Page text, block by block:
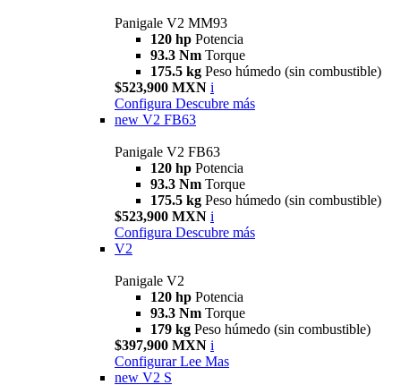
Panigale V2 MM93
120 hp Potencia
93.3 Nm Torque
175.5 kg Peso húmedo (sin combustible)
$523,900 MXN i
Configura Descubre más
new V2 FB63
Panigale V2 FB63
120 hp Potencia
93.3 Nm Torque
175.5 kg Peso húmedo (sin combustible)
$523,900 MXN i
Configura Descubre más
V2
Panigale V2
120 hp Potencia
93.3 Nm Torque
179 kg Peso húmedo (sin combustible)
$397,900 MXN i
Configurar Lee Mas
new V2 S